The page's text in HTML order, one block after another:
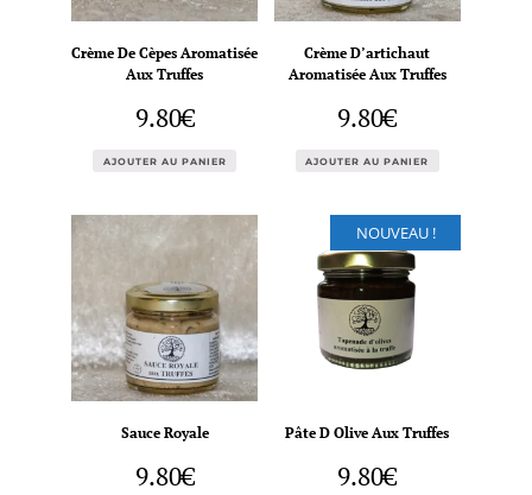
Crème De Cèpes Aromatisée
Aux Truffes
9.80€
AJOUTER AU PANIER
Crème D’artichaut
Aromatisée Aux Truffes
9.80€
AJOUTER AU PANIER
Sauce Royale
9.80€
NOUVEAU !
Pâte D Olive Aux Truffes
9.80€